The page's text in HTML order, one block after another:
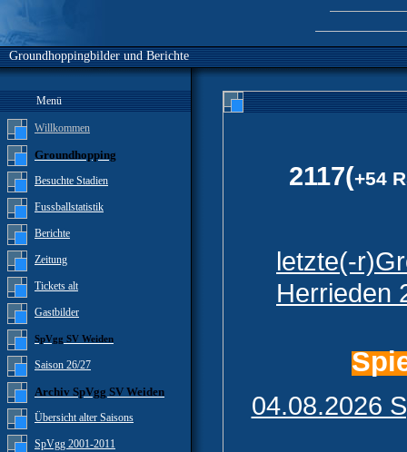
Groundhoppingbilder und Berichte
Menü
Willkommen
Groundhopping
Besuchte Stadien
Fussballstatistik
Berichte
Zeitung
Tickets alt
Gastbilder
SpVgg SV Weiden
Saison 26/27
Archiv SpVgg SV Weiden
Übersicht alter Saisons
SpVgg 2001-2011
2117(+54
letzte(-
Herrieden
04.08.2026